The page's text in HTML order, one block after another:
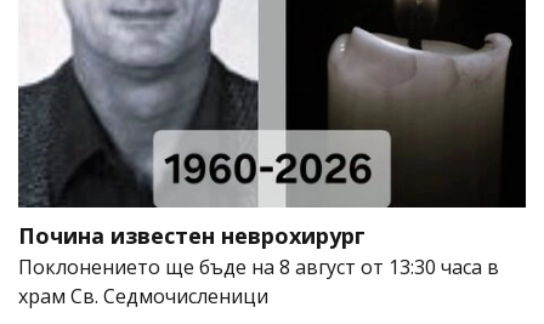
Почина известен неврохирург
Поклонението ще бъде на 8 август от 13:30 часа в
храм Св. Седмочисленици